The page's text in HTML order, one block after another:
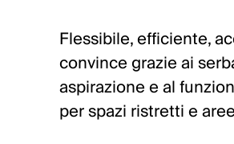
Flessibile, efficiente,
convince grazie ai
aspirazione e al
per spazi ristretti e